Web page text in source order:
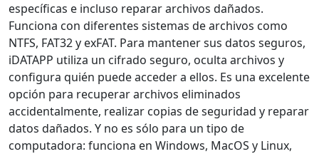
específicas e incluso reparar archivos dañados.
Funciona con diferentes sistemas de archivos como
NTFS, FAT32 y exFAT. Para mantener sus datos seguros,
iDATAPP utiliza un cifrado seguro, oculta archivos y
configura quién puede acceder a ellos. Es una excelente
opción para recuperar archivos eliminados
accidentalmente, realizar copias de seguridad y reparar
datos dañados. Y no es sólo para un tipo de
computadora: funciona en Windows, MacOS y Linux,